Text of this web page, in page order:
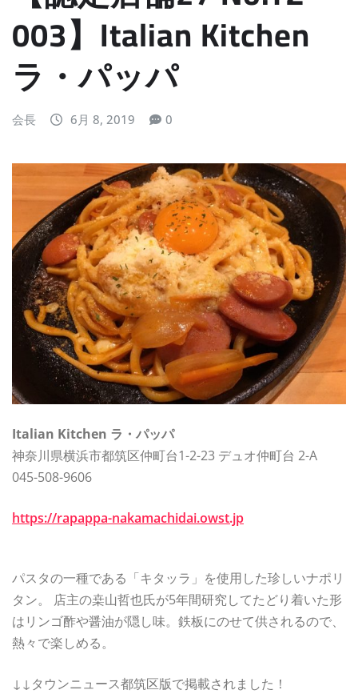
003】Italian Kitchen
ラ・パッパ
会長 6月 8, 2019 0
Italian Kitchen ラ・パッパ
神奈川県横浜市都筑区仲町台1-2-23 デュオ仲町台 2-A
045-508-9606
https://rapappa-nakamachidai.owst.jp
パスタの一種である「キタッラ」を使用した珍しいナポリ
タン。 店主の桒山哲也氏が5年間研究してたどり着いた形
はリンゴ酢や醤油が隠し味。鉄板にのせて供されるので、
熱々で楽しめる。
↓↓タウンニュース都筑区版で掲載されました！